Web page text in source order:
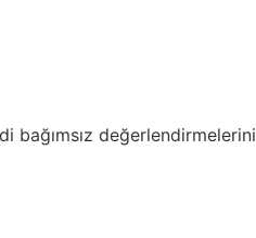
bağımsız değerlendirmelerini